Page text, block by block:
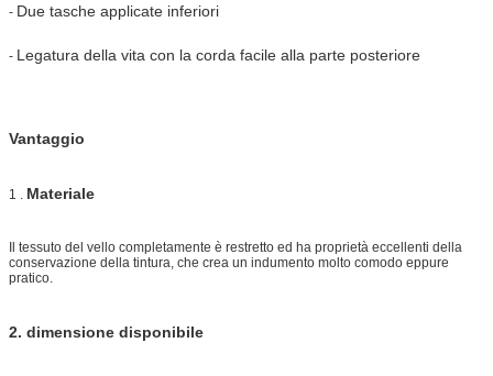
- Due tasche applicate inferiori
- Legatura della vita con la corda facile alla parte posteriore
Vantaggio
1 . Materiale
Il tessuto del vello completamente è restretto ed ha proprietà eccellenti della
conservazione della tintura, che crea un indumento molto comodo eppure
pratico.
2. dimensione disponibile